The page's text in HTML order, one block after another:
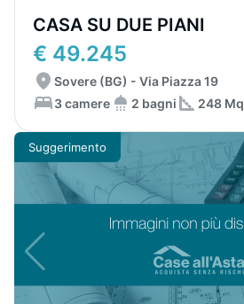
CASA SU DUE PIANI
€ 49.245
Sovere (BG) - Via Piazza 19
3 camere
2 bagni 248 Mq
Suggerimento